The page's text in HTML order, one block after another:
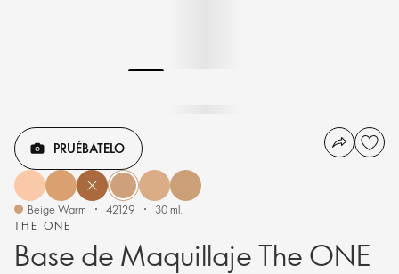
THE ONE
Base de Maquillaje The ONE
PRUÉBATELO
Beige Warm 42129 30 ml.